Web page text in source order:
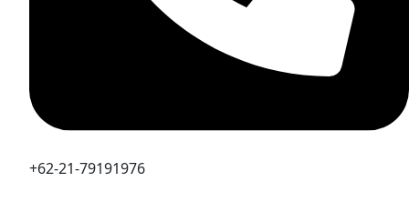
+62-21-79191976